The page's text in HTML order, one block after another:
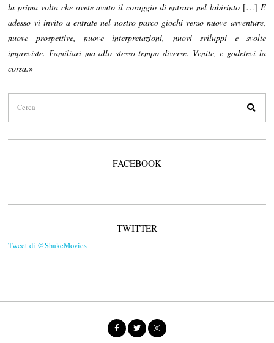
la prima volta che avete avuto il coraggio di entrare nel labirinto […] E
adesso vi invito a entrate nel nostro parco giochi verso nuove avventure,
nuove prospettive, nuove interpretazioni, nuovi sviluppi e svolte
impreviste. Familiari ma allo stesso tempo diverse. Venite, e godetevi la
corsa.»
FACEBOOK
TWITTER
Tweet di @ShakeMovies